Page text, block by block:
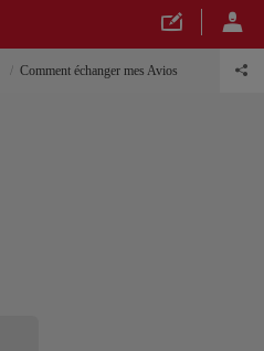
Comment échanger mes Avios